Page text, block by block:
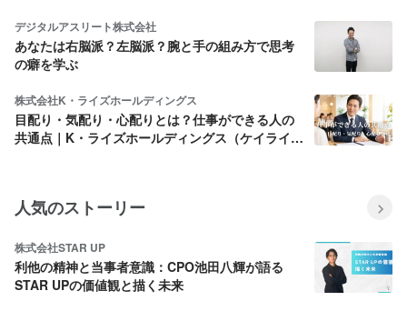
デジタルアスリート株式会社
あなたは右脳派？左脳派？腕と手の組み方で思考
の癖を学ぶ
株式会社K・ライズホールディングス
目配り・気配り・心配りとは？仕事ができる人の
共通点｜K・ライズホールディングス（ケイライ
人気のストーリー
株式会社STAR UP
利他の精神と当事者意識：CPO池田八輝が語る
STAR UPの価値観と描く未来